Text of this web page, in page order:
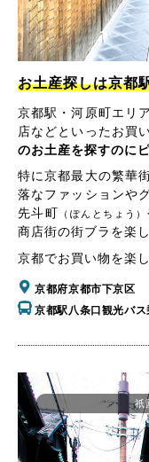
お土産探しは京都
京都駅・河原町エリ
店などといったお買
のお土産を探すのに
特に京都最大の繁華
落なファッションや
先斗町
（ぽんとちょう）
商店街の街ブラを楽
京都でお買い物を楽
京都府京都市下京区
京都駅八条口観光バ
祇